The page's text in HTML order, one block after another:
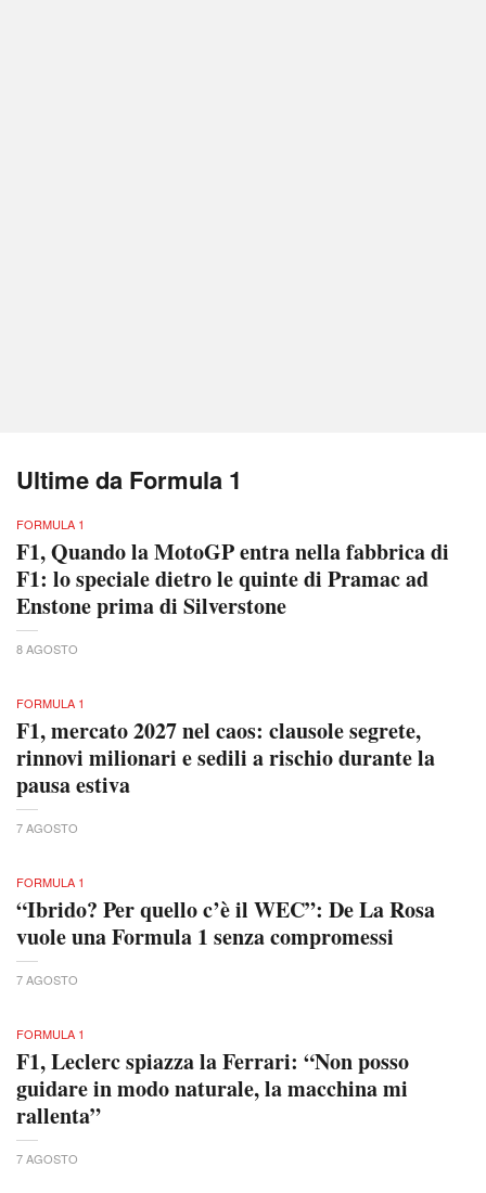
Ultime da Formula 1
FORMULA 1
F1, Quando la MotoGP entra nella fabbrica di
F1: lo speciale dietro le quinte di Pramac ad
Enstone prima di Silverstone
8 AGOSTO
FORMULA 1
F1, mercato 2027 nel caos: clausole segrete,
rinnovi milionari e sedili a rischio durante la
pausa estiva
7 AGOSTO
FORMULA 1
“Ibrido? Per quello c’è il WEC”: De La Rosa
vuole una Formula 1 senza compromessi
7 AGOSTO
FORMULA 1
F1, Leclerc spiazza la Ferrari: “Non posso
guidare in modo naturale, la macchina mi
rallenta”
7 AGOSTO